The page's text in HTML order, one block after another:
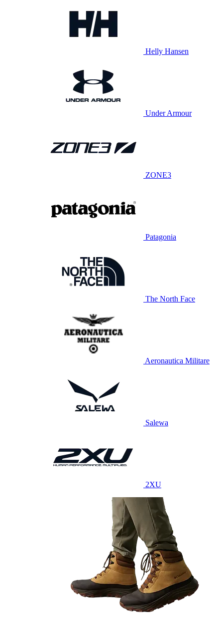
Helly Hansen
Under Armour
ZONE3
Patagonia
The North Face
Aeronautica Militare
Salewa
2XU